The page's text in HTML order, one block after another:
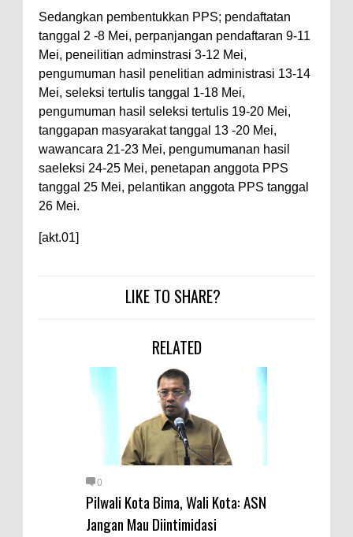
Sedangkan pembentukkan PPS; pendaftatan
tanggal 2 -8 Mei, perpanjangan pendaftaran 9-11
Mei, peneilitian adminstrasi 3-12 Mei,
pengumuman hasil penelitian administrasi 13-14
Mei, seleksi tertulis tanggal 1-18 Mei,
pengumuman hasil seleksi tertulis 19-20 Mei,
tanggapan masyarakat tanggal 13 -20 Mei,
wawancara 21-23 Mei, pengumumanan hasil
saeleksi 24-25 Mei, penetapan anggota PPS
tanggal 25 Mei, pelantikan anggota PPS tanggal
26 Mei.
[akt.01]
LIKE TO SHARE?
RELATED
0
Pilwali Kota Bima, Wali Kota: ASN
Jangan Mau Diintimidasi